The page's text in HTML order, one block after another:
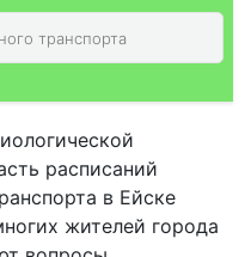
расписаний
в Ейске
жителей города